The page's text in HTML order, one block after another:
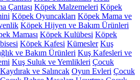
Çantası Köpek Malzemeleri Köpek
Köpek Oyuncakları Köpek Mama ve
Köpek Hijyen ve Bakım Ürünleri
Maması Köpek Kulübesi Köpek
Köpek Kafesi Kümesler Kuş
ve Bakım Ürünleri Kuş Kafesleri ve
Kuş Suluk ve Yemlikleri Çocuk
Kaydırak ve Salıncak Oyun Evleri Çocuk